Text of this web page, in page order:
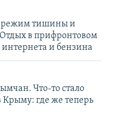
режим тишины и
в прифронтовом
и бензина
Что-то стало
Крыму: где же теперь